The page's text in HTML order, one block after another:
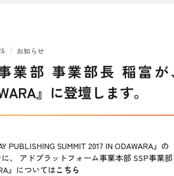
お知らせ
業部 事業部長 稲富が
』に登壇します。
PUBLISHING SUMMIT 2017 IN ODAWARA
、 アドプラットフォーム事業本部 SSP事業
』についてはこちら